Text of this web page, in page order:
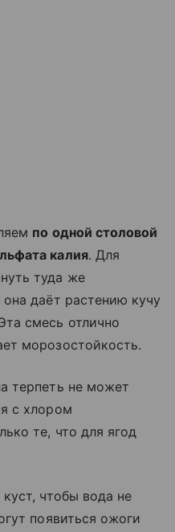
по одной столовой
калия. Для
туда же
даёт растению кучу
смесь отлично
морозостойкость.
терпеть не может
с хлором
те, что для ягод
чтобы вода не
появиться ожоги